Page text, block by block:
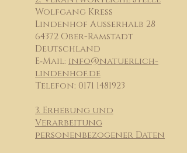
Wolfgang Kreß
Lindenhof Außerhalb 28
64372 Ober-Ramstadt
Deutschland
E‑Mail: info@natuerlich-
lindenhof.de
Telefon: 0171 1481923
3. Erhebung und
Verarbeitung
personenbezogener Daten